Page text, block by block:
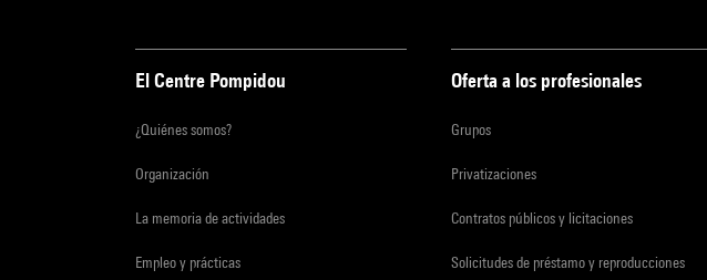
El Centre Pompidou
¿Quiénes somos?
Organización
La memoria de actividades
Empleo y prácticas
Oferta a los profesionales
Grupos
Privatizaciones
Contratos públicos y licitaciones
Solicitudes de préstamo y reproducciones